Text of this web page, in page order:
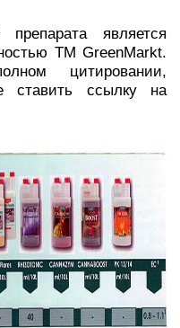
препарата является
TM GreenMarkt.
цитировании,
ставить ссылку на